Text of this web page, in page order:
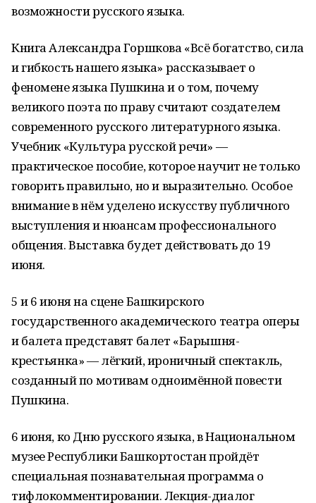
возможности русского языка.
Книга Александра Горшкова «Всё богатство, сила
и гибкость нашего языка» рассказывает о
феномене языка Пушкина и о том, почему
великого поэта по праву считают создателем
современного русского литературного языка.
Учебник «Культура русской речи» —
практическое пособие, которое научит не только
говорить правильно, но и выразительно. Особое
внимание в нём уделено искусству публичного
выступления и нюансам профессионального
общения. Выставка будет действовать до 19
июня.
5 и 6 июня на сцене Башкирского
государственного академического театра оперы
и балета представят балет «Барышня-
крестьянка» — лёгкий, ироничный спектакль,
созданный по мотивам одноимённой повести
Пушкина.
6 июня, ко Дню русского языка, в Национальном
музее Республики Башкортостан пройдёт
специальная познавательная программа о
тифлокомментировании. Лекция-диалог